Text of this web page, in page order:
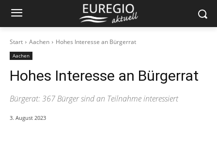
Start Aachen Hohes Interesse an Bürgerrat
Aachen
Hohes Interesse an Bürgerrat
Bürgerat: 367 Bürger sind an Teilnahme interessiert
3. August 2023